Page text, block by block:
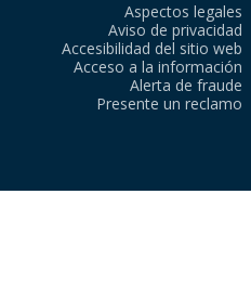
Aspectos legales
Aviso de privacidad
Accesibilidad del sitio web
Acceso a la información
Alerta de fraude
Presente un reclamo